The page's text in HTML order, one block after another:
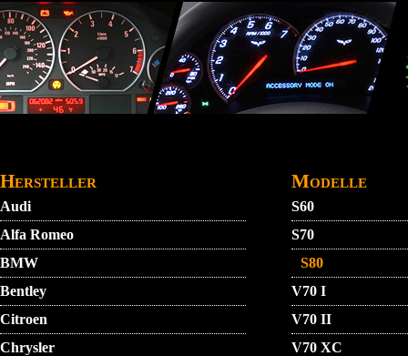
Direkt zum Inhalt
Hersteller
Audi
Alfa Romeo
BMW
Bentley
Citroen
Chrysler
Modelle
S60
S70
S80
V70 I
V70 II
V70 XC